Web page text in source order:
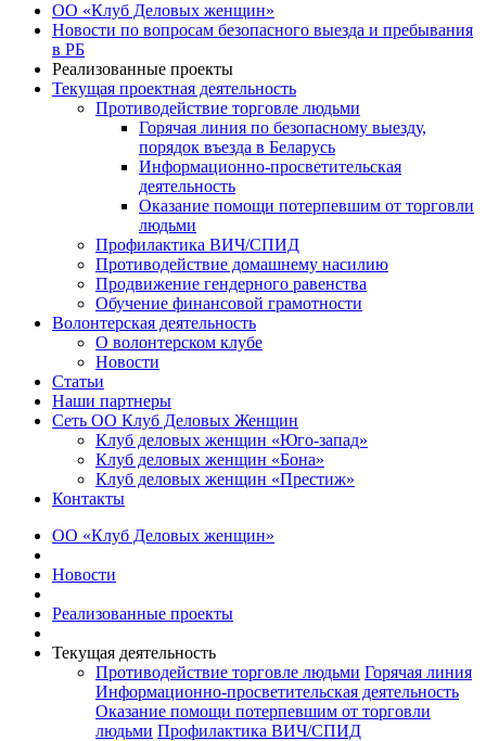
ОО «Клуб Деловых женщин»
Новости по вопросам безопасного выезда и пребывания
в РБ
Реализованные проекты
Текущая проектная деятельность
Противодействие торговле людьми
Горячая линия по безопасному выезду,
порядок въезда в Беларусь
Информационно-просветительская
деятельность
Оказание помощи потерпевшим от торговли
людьми
Профилактика ВИЧ/СПИД
Противодействие домашнему насилию
Продвижение гендерного равенства
Обучение финансовой грамотности
Волонтерская деятельность
О волонтерском клубе
Новости
Статьи
Наши партнеры
Сеть ОО Клуб Деловых Женщин
Клуб деловых женщин «Юго-запад»
Клуб деловых женщин «Бона»
Клуб деловых женщин «Престиж»
Контакты
ОО «Клуб Деловых женщин»
Новости
Реализованные проекты
Текущая деятельность
Противодействие торговле людьми Горячая линия
Информационно-просветительская деятельность
Оказание помощи потерпевшим от торговли
людьми Профилактика ВИЧ/СПИД